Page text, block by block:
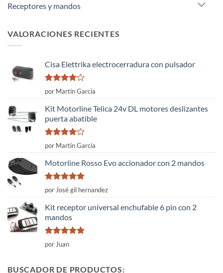
Receptores y mandos
VALORACIONES RECIENTES
Cisa Elettrika electrocerradura con pulsador
Valorado
con
5
por Martín García
Kit Motorline Telica 24v DL motores deslizantes
puerta abatible
Valorado
con
5
por Martín García
Motorline Rosso Evo accionador con 2 mandos
Valorado
con
de 5
por José gil hernandez
Kit receptor universal enchufable 6 pin con 2
mandos
Valorado
con
por Juan
BUSCADOR DE PRODUCTOS: